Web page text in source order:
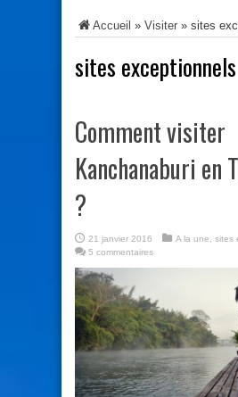
Accueil » Visiter » sites
sites exceptionnels
Comment visiter
Kanchanaburi en
?
21 janvier 2016 A la une, sites
5 commentaires